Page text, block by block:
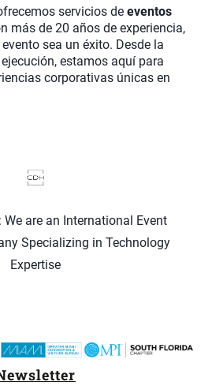
servicios de eventos
más de 20 años de experiencia,
sea un éxito. Desde la
estamos aquí para
corporativas únicas en
We are an International Event
Specializing in Technology
Expertise